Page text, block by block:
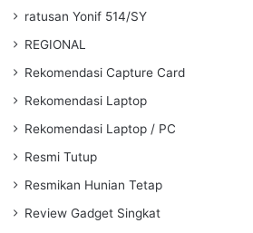
ratusan Yonif 514/SY
REGIONAL
Rekomendasi Capture Card
Rekomendasi Laptop
Rekomendasi Laptop / PC
Resmi Tutup
Resmikan Hunian Tetap
Review Gadget Singkat